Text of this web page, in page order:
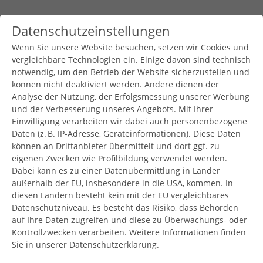
MENU
Be­nut­zer­an­meldung
Bitte geben Sie Ihren Benutzernamen und Ihr Passwort ein,
um sich an der Website anzumelden.
Anmelden
Benutzername:
Passwort:
Datenschutzeinstellungen
Wenn Sie unsere Website besuchen, setzen wir Cookies und
vergleichbare Technologien ein. Einige davon sind technisch
notwendig, um den Betrieb der Website sicherzustellen und
können nicht deaktiviert werden. Andere dienen der
Analyse der Nutzung, der Erfolgsmessung unserer Werbung
und der Verbesserung unseres Angebots. Mit Ihrer
Einwilligung verarbeiten wir dabei auch personenbezogene
Daten (z. B. IP-Adresse, Geräteinformationen). Diese Daten
können an Drittanbieter übermittelt und dort ggf. zu
eigenen Zwecken wie Profilbildung verwendet werden.
Dabei kann es zu einer Datenübermittlung in Länder
außerhalb der EU, insbesondere in die USA, kommen. In
diesen Ländern besteht kein mit der EU vergleichbares
Datenschutzniveau. Es besteht das Risiko, dass Behörden
auf Ihre Daten zugreifen und diese zu Überwachungs- oder
Kontrollzwecken verarbeiten. Weitere Informationen finden
Sie in unserer Datenschutzerklärung.